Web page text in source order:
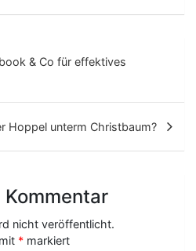
& Co für effektives
Hoppel unterm Christbaum?
nicht veröffentlicht.
* markiert